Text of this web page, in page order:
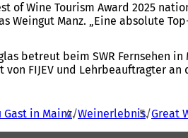
of Wine Tourism Award 2025
Weingut Manz. „Eine absolute
betreut beim SWR Fernsehen
FIJEV und Lehrbeauftragter
Gast in Mainz Weinerlebnis Great